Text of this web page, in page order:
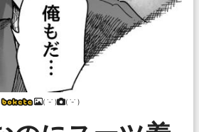
( ˙-˙ ) ( ˙-˙ )